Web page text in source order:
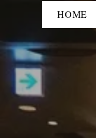
HOME